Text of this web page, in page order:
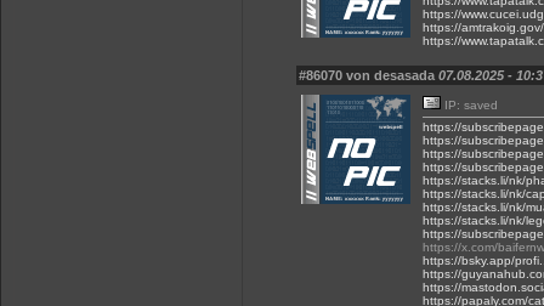
https://
https://
https://
#86070 von desasada 07.08.2025 -
IP: saved
https://
https://
https://
https://
https://stacks.li/nk/
https://stacks.li/nk/
https://stacks.li/nk/
https://stacks.li/nk/
https://
https://x.com/
https://bsky.app/
https://
https://
https://papaly.com/